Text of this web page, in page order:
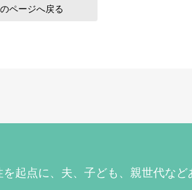
ページへ戻る
を起点に、夫、子ども、親世代な